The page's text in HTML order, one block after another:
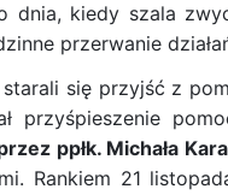
dnia, kiedy szala
przerwanie
się przyjść z
przyśpieszenie
ppłk. Michała
Rankiem 21